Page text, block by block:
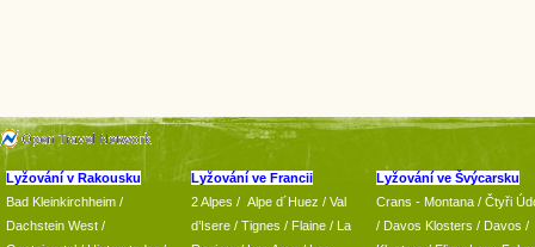
Lyžování v Rakousku
Bad Kleinkirchheim /
Dachstein West /
Lyžování ve Francii
2 Alpes / Alpe d´Huez / Val
d’Isere / Tignes / Flaine / La
Lyžování ve Švýcarsku
Crans - Montana / Čtyři
/ Davos Klosters / Davos /